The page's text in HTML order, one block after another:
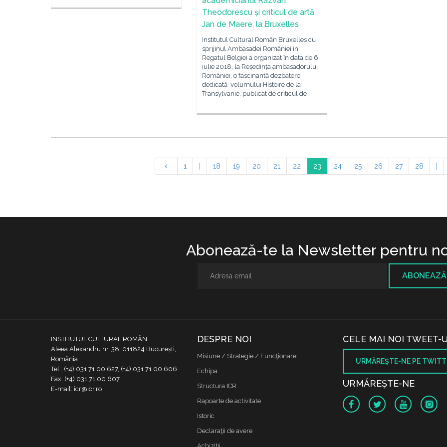
Theodorescu și criticul de artă
Jan de Maere, la Bruxelles
Institutul Cultural Român Bruxelles cu
sprijinul Ambasadei României în
Regatul Belgiei a organizat în data de 6
iulie 2018, la Reședința ambasadorului
României, o fascinantă dezbatere
dedicată volumului Histoire de la
Transylvanie, publicat de criticul de
1 18 19 20 21 22 23 24 25 26 27 28
Abonează-te la Newsletter pentru
INSTITUTUL CULTURAL ROMÂN
Aleea Alexandru nr. 38, 011824 București,
România
Tel.: (+4) 031 71 00 627, (+4) 031 71 00 606
Fax: (+4) 031 71 00 607
E-mail: icr@icr.ro
DESPRE NOI
Misiune / Strategie / Funcţionare
Echipa
Structura ICR
Rapoarte de activitate
Istoric
Declaraţii de avere
CELE MAI NOI TWEET-
URMĂREŞTE-NE PE
URMĂREŞTE-NE